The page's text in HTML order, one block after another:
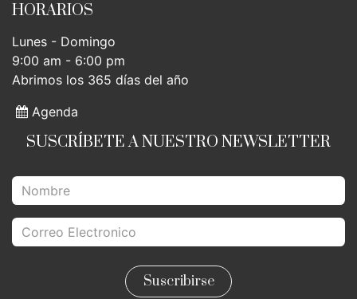
HORARIOS
Lunes - Domingo
9:00 am - 6:00 pm
Abrimos los 365 días del año
Agenda
SUSCRÍBETE A NUESTRO NEWSLETTER
Suscribirse